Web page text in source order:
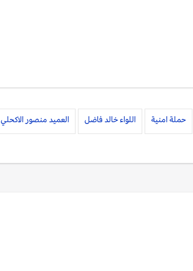
حملة امنية اللواء خالد فاضل العميد منصور الاكحلي